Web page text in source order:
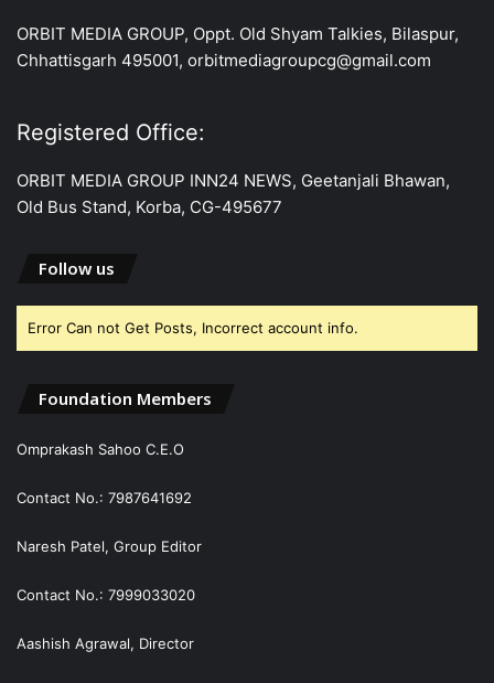
ORBIT MEDIA GROUP, Oppt. Old Shyam Talkies, Bilaspur,
Chhattisgarh 495001, orbitmediagroupcg@gmail.com
Registered Office:
ORBIT MEDIA GROUP INN24 NEWS, Geetanjali Bhawan,
Old Bus Stand, Korba, CG-495677
Follow us
Error Can not Get Posts, Incorrect account info.
Foundation Members
Omprakash Sahoo C.E.O
Contact No.: 7987641692
Naresh Patel, Group Editor
Contact No.: 7999033020
Aashish Agrawal, Director